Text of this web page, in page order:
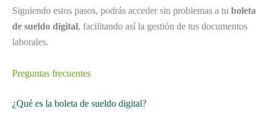
Siguiendo estos pasos, podrás acceder sin problemas a tu boleta
de sueldo digital, facilitando así la gestión de tus documentos
laborales.
Preguntas frecuentes
¿Qué es la boleta de sueldo digital?